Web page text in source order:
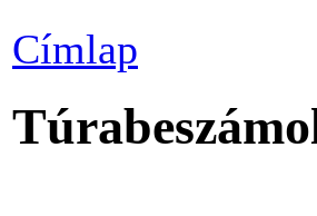
Címlap